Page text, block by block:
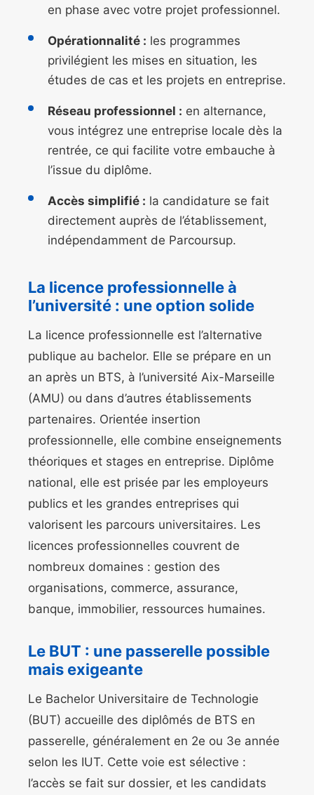
en phase avec votre projet professionnel.
Opérationnalité : les programmes
privilégient les mises en situation, les
études de cas et les projets en entreprise.
Réseau professionnel : en alternance,
vous intégrez une entreprise locale dès la
rentrée, ce qui facilite votre embauche à
l’issue du diplôme.
Accès simplifié : la candidature se fait
directement auprès de l’établissement,
indépendamment de Parcoursup.
La licence professionnelle à
l’université : une option solide
La licence professionnelle est l’alternative
publique au bachelor. Elle se prépare en un
an après un BTS, à l’université Aix-Marseille
(AMU) ou dans d’autres établissements
partenaires. Orientée insertion
professionnelle, elle combine enseignements
théoriques et stages en entreprise. Diplôme
national, elle est prisée par les employeurs
publics et les grandes entreprises qui
valorisent les parcours universitaires. Les
licences professionnelles couvrent de
nombreux domaines : gestion des
organisations, commerce, assurance,
banque, immobilier, ressources humaines.
Le BUT : une passerelle possible
mais exigeante
Le Bachelor Universitaire de Technologie
(BUT) accueille des diplômés de BTS en
passerelle, généralement en 2e ou 3e année
selon les IUT. Cette voie est sélective :
l’accès se fait sur dossier, et les candidats